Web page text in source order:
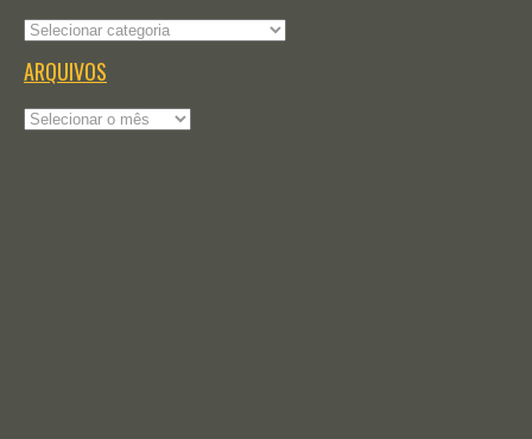
Categorias
ARQUIVOS
Arquivos